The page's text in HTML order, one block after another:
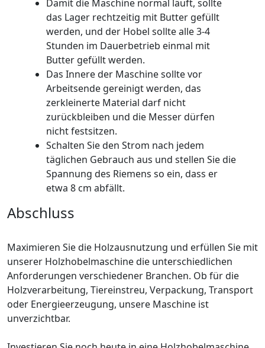
Damit die Maschine normal läuft, sollte
das Lager rechtzeitig mit Butter gefüllt
werden, und der Hobel sollte alle 3-4
Stunden im Dauerbetrieb einmal mit
Butter gefüllt werden.
Das Innere der Maschine sollte vor
Arbeitsende gereinigt werden, das
zerkleinerte Material darf nicht
zurückbleiben und die Messer dürfen
nicht festsitzen.
Schalten Sie den Strom nach jedem
täglichen Gebrauch aus und stellen Sie die
Spannung des Riemens so ein, dass er
etwa 8 cm abfällt.
Abschluss
Maximieren Sie die Holzausnutzung und erfüllen Sie mit
unserer Holzhobelmaschine die unterschiedlichen
Anforderungen verschiedener Branchen. Ob für die
Holzverarbeitung, Tiereinstreu, Verpackung, Transport
oder Energieerzeugung, unsere Maschine ist
unverzichtbar.